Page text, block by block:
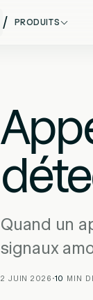
/ PRODUITS
Quand un
signaux
2 JUIN 2026 ·10 MIN